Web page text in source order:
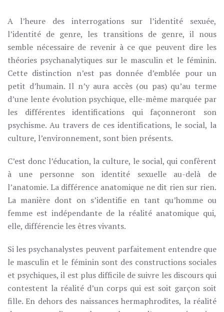
MASCULIN
A l’heure des interrogations sur l’identité sexuée,
l’identité de genre, les transitions de genre, il nous
semble nécessaire de revenir à ce que peuvent dire les
théories psychanalytiques sur le masculin et le féminin.
Cette distinction n’est pas donnée d’emblée pour un
petit d’humain. Il n’y aura accès (ou pas) qu’au terme
d’une lente évolution psychique, elle-même marquée par
les différentes identifications qui façonneront son
psychisme. Au travers de ces identifications, le social, la
culture, l’environnement, sont bien présents.
C’est donc l’éducation, la culture, le social, qui confèrent
à une personne son identité sexuelle au-delà de
l’anatomie. La différence anatomique ne dit rien sur rien.
La manière dont on s’identifie en tant qu’homme ou
femme est indépendante de la réalité anatomique qui,
elle, différencie les êtres vivants.
Si les psychanalystes peuvent parfaitement entendre que
le masculin et le féminin sont des constructions sociales
et psychiques, il est plus difficile de suivre les discours qui
contestent la réalité d’un corps qui est soit garçon soit
fille. En dehors des naissances hermaphrodites, la réalité